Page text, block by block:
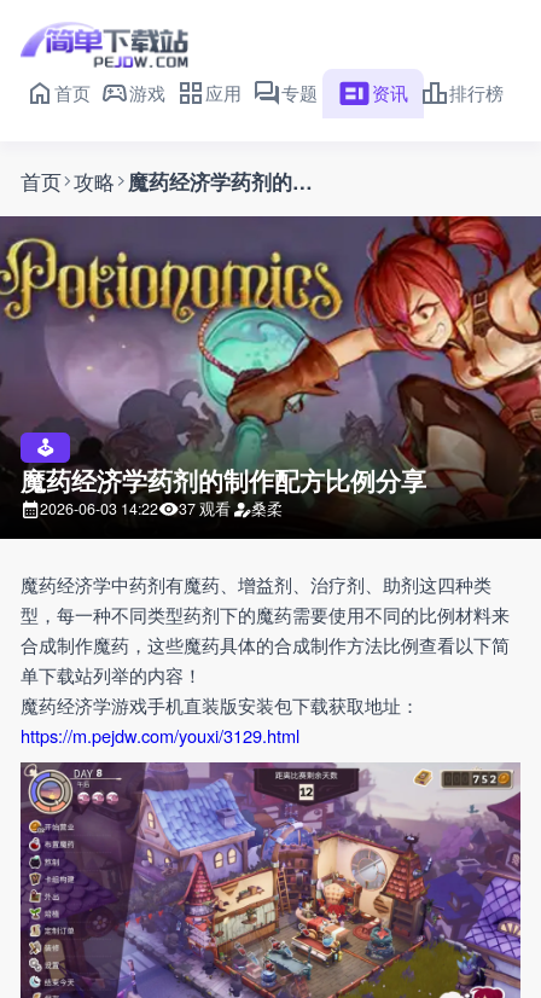
首页 游戏 应用 专题 资讯 排行榜
首页 攻略 魔药经济学药剂的制作配方比例分享
魔药经济学药剂的制作配方比例分享
2026-06-03 14:22 37 观看 桑柔
魔药经济学中药剂有魔药、增益剂、治疗剂、助剂这四种类
型，每一种不同类型药剂下的魔药需要使用不同的比例材料来
合成制作魔药，这些魔药具体的合成制作方法比例查看以下简
单下载站列举的内容！
魔药经济学游戏手机直装版安装包下载获取地址：
https://m.pejdw.com/youxi/3129.html